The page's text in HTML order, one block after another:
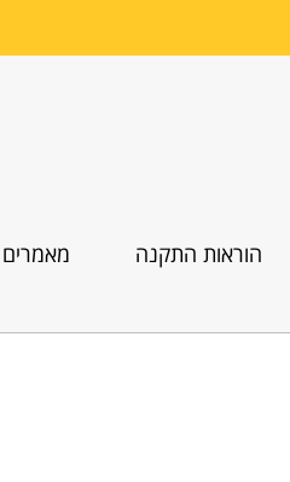
הוראות התקנה מאמרים